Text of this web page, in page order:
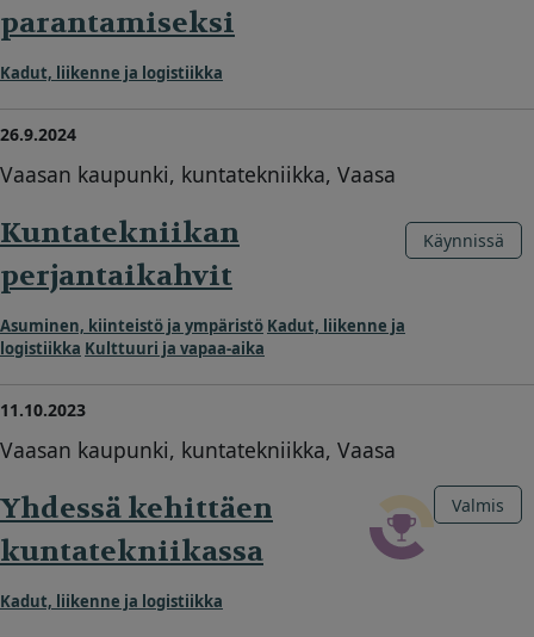
parantamiseksi
Kadut, liikenne ja logistiikka
26.9.2024
Vaasan kaupunki, kuntatekniikka, Vaasa
Kuntatekniikan
perjantaikahvit
Asuminen, kiinteistö ja ympäristö Kadut, liikenne ja
logistiikka Kulttuuri ja vapaa-aika
Käynnissä
11.10.2023
Vaasan kaupunki, kuntatekniikka, Vaasa
Yhdessä kehittäen
kuntatekniikassa
Kadut, liikenne ja logistiikka
Valmis